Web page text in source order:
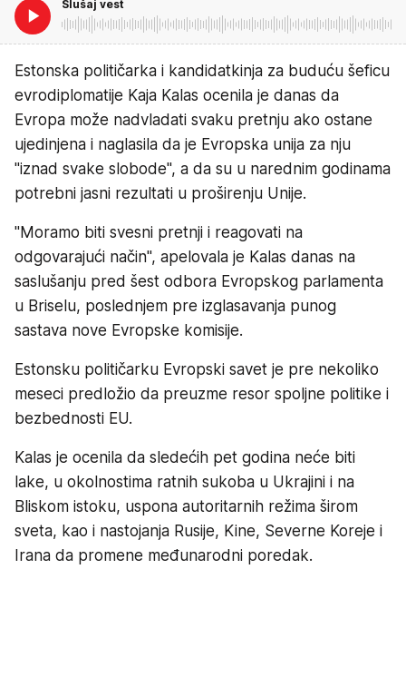
Slušaj vest
Estonska političarka i kandidatkinja za buduću šeficu
evrodiplomatije Kaja Kalas ocenila je danas da
Evropa može nadvladati svaku pretnju ako ostane
ujedinjena i naglasila da je Evropska unija za nju
"iznad svake slobode", a da su u narednim godinama
potrebni jasni rezultati u proširenju Unije.
"Moramo biti svesni pretnji i reagovati na
odgovarajući način", apelovala je Kalas danas na
saslušanju pred šest odbora Evropskog parlamenta
u Briselu, poslednjem pre izglasavanja punog
sastava nove Evropske komisije.
Estonsku političarku Evropski savet je pre nekoliko
meseci predložio da preuzme resor spoljne politike i
bezbednosti EU.
Kalas je ocenila da sledećih pet godina neće biti
lake, u okolnostima ratnih sukoba u Ukrajini i na
Bliskom istoku, uspona autoritarnih režima širom
sveta, kao i nastojanja Rusije, Kine, Severne Koreje i
Irana da promene međunarodni poredak.